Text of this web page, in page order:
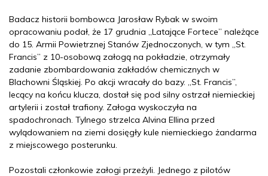
Badacz historii bombowca Jarosław Rybak w swoim
opracowaniu podał, że 17 grudnia „Latające Fortece” należące
do 15. Armii Powietrznej Stanów Zjednoczonych, w tym „St.
Francis” z 10-osobową załogą na pokładzie, otrzymały
zadanie zbombardowania zakładów chemicznych w
Blachowni Śląskiej. Po akcji wracały do bazy. „St. Francis”,
lecący na końcu klucza, dostał się pod silny ostrzał niemieckiej
artylerii i został trafiony. Załoga wyskoczyła na
spadochronach. Tylnego strzelca Alvina Ellina przed
wylądowaniem na ziemi dosięgły kule niemieckiego żandarma
z miejscowego posterunku.
Pozostali członkowie załogi przeżyli. Jednego z pilotów